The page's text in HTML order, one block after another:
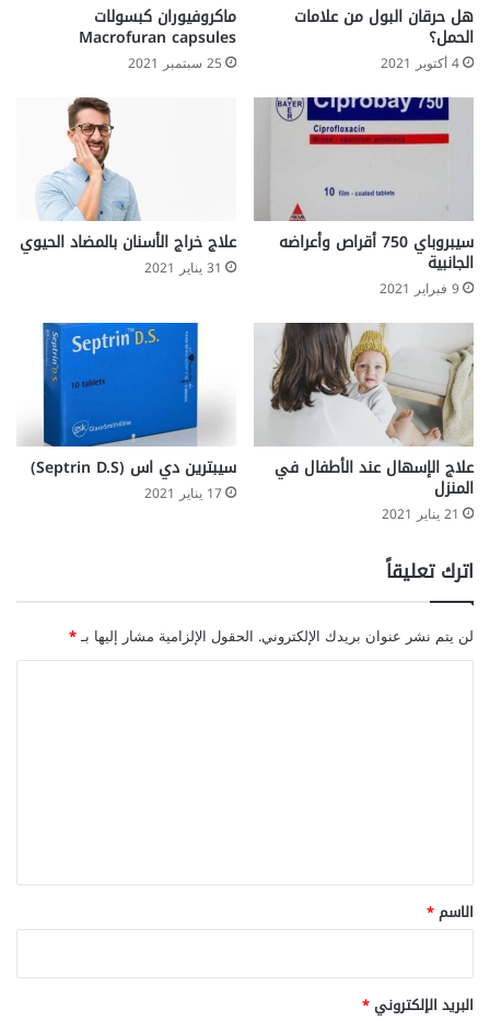
هل حرقان البول من علامات
الحمل؟
4 أكتوبر 2021
ماكروفيوران كبسولات
Macrofuran capsules
25 سبتمبر 2021
سيبروباي 750 أقراص وأعراضه
الجانبية
9 فبراير 2021
علاج خراج الأسنان بالمضاد الحيوي
31 يناير 2021
علاج الإسهال عند الأطفال في
المنزل
21 يناير 2021
سيبترين دي اس (Septrin D.S)
17 يناير 2021
اترك تعليقاً
لن يتم نشر عنوان بريدك الإلكتروني. الحقول الإلزامية مشار إليها بـ*
*
الاسم*
البريد الإلكتروني*